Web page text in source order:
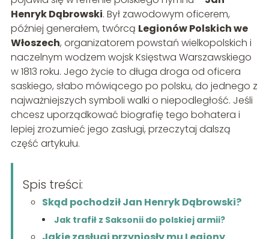
Henryk Dąbrowski. Był zawodowym oficerem,
później generałem, twórcą Legionów Polskich we
Włoszech, organizatorem powstań wielkopolskich i
naczelnym wodzem wojsk Księstwa Warszawskiego
w 1813 roku. Jego życie to długa droga od oficera
saskiego, słabo mówiącego po polsku, do jednego z
najważniejszych symboli walki o niepodległość. Jeśli
chcesz uporządkować biografię tego bohatera i
lepiej zrozumieć jego zasługi, przeczytaj dalszą
część artykułu.
Spis treści:
Skąd pochodził Jan Henryk Dąbrowski?
Jak trafił z Saksonii do polskiej armii?